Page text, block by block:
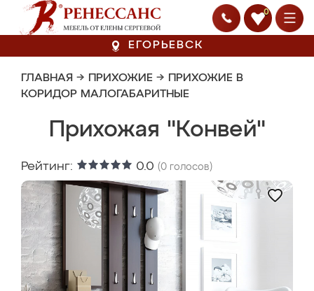
0
ЕГОРЬЕВСК
ГЛАВНАЯ → ПРИХОЖИЕ → ПРИХОЖИЕ В
КОРИДОР МАЛОГАБАРИТНЫЕ
Прихожая "Конвей"
Рейтинг: 0.0 (0 голосов)